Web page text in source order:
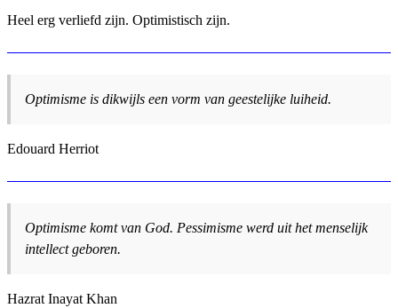
Heel erg verliefd zijn. Optimistisch zijn.
Optimisme is dikwijls een vorm van geestelijke luiheid.
Edouard Herriot
Optimisme komt van God. Pessimisme werd uit het menselijk
intellect geboren.
Hazrat Inayat Khan